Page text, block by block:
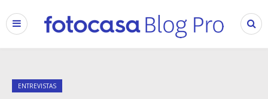
ENTREVISTAS